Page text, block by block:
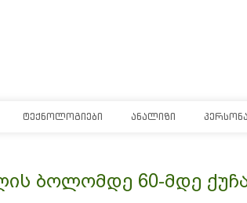
ᲢᲔᲥᲜᲝᲚᲝᲒᲘᲔᲑᲘ ᲐᲜᲐᲚᲘᲖᲘ ᲞᲔᲠᲡᲝᲜᲐ
ბოლომდე 60-მდე